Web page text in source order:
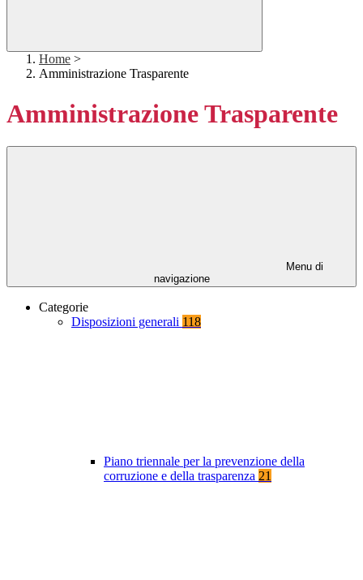
Home >
Amministrazione Trasparente
Amministrazione Trasparente
Menu di
navigazione
Categorie
Disposizioni generali 118
Piano triennale per la prevenzione della
corruzione e della trasparenza 21